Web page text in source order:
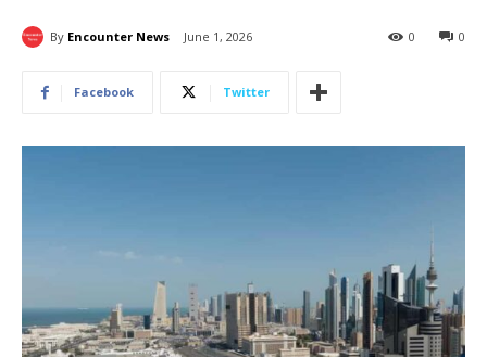
By Encounter News June 1, 2026 0
0
Facebook Twitter